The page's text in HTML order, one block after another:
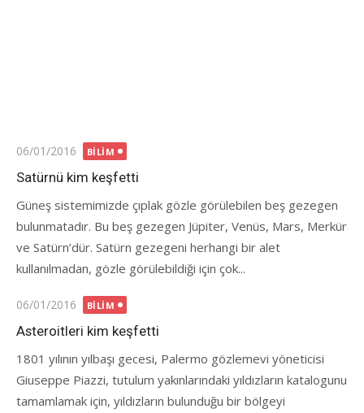
Posted
on
06/01/2016 BILIM
Satürnü kim keşfetti
Güneş sistemimizde çıplak gözle görülebilen beş gezegen
bulunmatadır. Bu beş gezegen Jüpiter, Venüs, Mars, Merkür
ve Satürn’dür. Satürn gezegeni herhangi bir alet
kullanılmadan, gözle görülebildiği için çok...
Posted
on
06/01/2016 BILIM
Asteroitleri kim keşfetti
1801 yılının yılbaşı gecesi, Palermo gözlemevi yöneticisi
Giuseppe Piazzi, tutulum yakınlarındaki yıldızların katalogunu
tamamlamak için, yıldızların bulunduğu bir bölgeyi